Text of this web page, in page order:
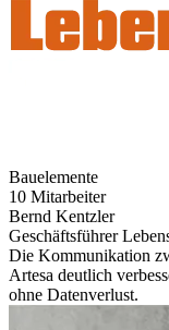
Bauelemente
10 Mitarbeiter
Bernd Kentzler
Geschäftsführer
Die Kommunikation
Artesa deutlich
ohne Datenverlust.